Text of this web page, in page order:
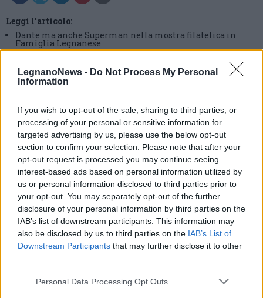
LegnanoNews - Do Not Process My Personal
Information
If you wish to opt-out of the sale, sharing to third parties, or
processing of your personal or sensitive information for
targeted advertising by us, please use the below opt-out
section to confirm your selection. Please note that after your
opt-out request is processed you may continue seeing
interest-based ads based on personal information utilized by
us or personal information disclosed to third parties prior to
your opt-out. You may separately opt-out of the further
disclosure of your personal information by third parties on the
IAB’s list of downstream participants. This information may
also be disclosed by us to third parties on the IAB’s List of
Downstream Participants that may further disclose it to other
Personal Data Processing Opt Outs
Leggi l'articolo:
Dante ma anche Superman nella mostra filatelica in
Famiglia Legnanese
Accedi oregistrati per commentare questo
articolo.